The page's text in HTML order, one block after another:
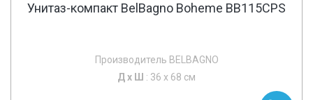
Унитаз-компакт BelBagno Boheme BB115CPS
Производитель BELBAGNO
Д х Ш : 36 x 68 см